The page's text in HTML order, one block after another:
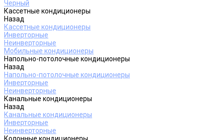
Черный
Кассетные кондиционеры
Назад
Кассетные кондиционеры
Инверторные
Неинверторные
Мобильные кондиционеры
Напольно-потолочные кондиционеры
Назад
Напольно-потолочные кондиционеры
Инверторные
Неинверторные
Канальные кондиционеры
Назад
Канальные кондиционеры
Инверторные
Неинверторные